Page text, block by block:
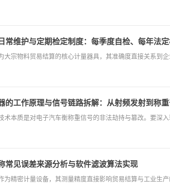
常维护与定期检定制度：每季度自检、每年法
大宗物料贸易结算的核心计量器具，其准确度直接关系到
的工作原理与信号链路拆解：从射频发射到称
术本质是对电子汽车衡称重信号的非法劫持与篡改。要深
常见误差来源分析与软件滤波算法实现
为精密计量设备，其测量精度直接影响贸易结算与工业生